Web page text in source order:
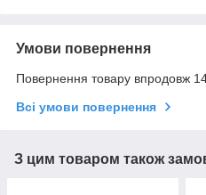
Умови повернення
Повернення товару впродовж
Всі умови повернення
З цим товаром також